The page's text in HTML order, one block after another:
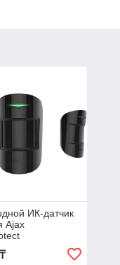
ИК-датчик
Ajax